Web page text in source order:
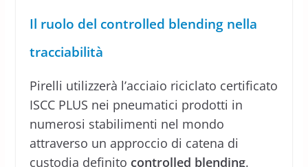
Il ruolo del controlled blending nella
tracciabilità
Pirelli utilizzerà l’acciaio riciclato certificato
ISCC PLUS nei pneumatici prodotti in
numerosi stabilimenti nel mondo
attraverso un approccio di catena di
custodia definito controlled blending.